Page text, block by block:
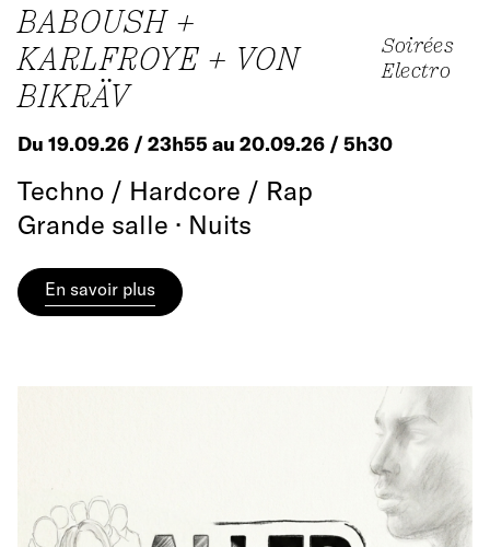
BABOUSH +
KARLFROYE + VON
BIKRÄV
Soirées
Electro
Du 19.09.26 / 23h55 au 20.09.26 / 5h30
Techno / Hardcore / Rap
Grande salle · Nuits
En savoir plus